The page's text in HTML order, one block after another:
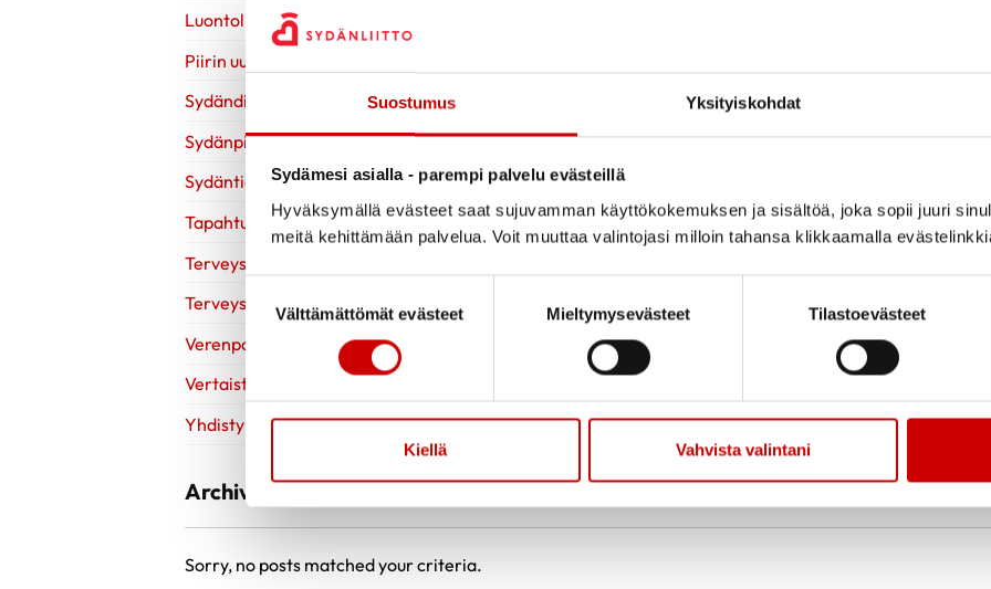
Suostumus Yksityiskohdat
Sydämesi asialla - parempi palvelu evästeillä
Hyväksymällä evästeet saat sujuvamman käyttökokemuksen ja sisältöä, joka sopii juuri
meitä kehittämään palvelua. Voit muuttaa valintojasi milloin tahansa klikkaamalla
Välttämättömät evästeet
Mieltymysevästeet Tilastoevästeet
Kiellä Vahvista valintani
Luontoliikunta
Piirin uutiset
Sydändigineuvonta
Sydänpisteen uutiset
Sydäntietoa
Tapahtumat
Terveys
Terveysneuvonta ja mittaustoiminta
Verenpainekoulu
Vertaistuki
Yhdistyksille
Archive
Sorry, no posts matched your criteria.